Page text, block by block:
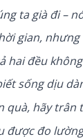
ta già đi –
gian,
hai đều
sống dịu
quà, hãy trân
được đo